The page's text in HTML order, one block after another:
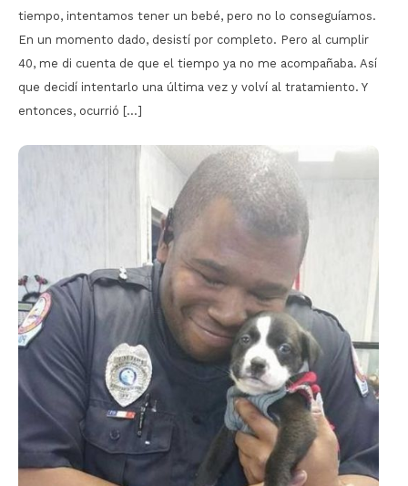
tiempo, intentamos tener un bebé, pero no lo conseguíamos.
En un momento dado, desistí por completo. Pero al cumplir
40, me di cuenta de que el tiempo ya no me acompañaba. Así
que decidí intentarlo una última vez y volví al tratamiento. Y
entonces, ocurrió […]